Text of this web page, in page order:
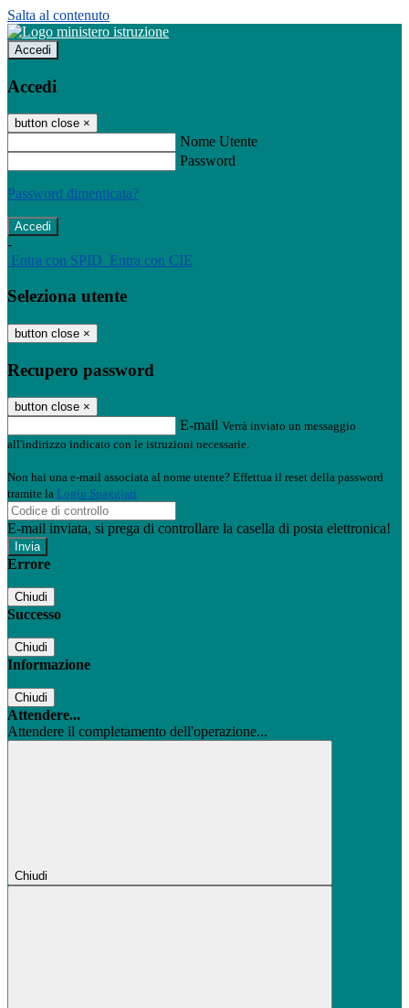
Salta al contenuto
Accedi
Accedi
button close ×
Nome Utente
Password
Password dimenticata?
-
Entra con SPID Entra con CIE
Seleziona utente
button close ×
Recupero password
button close ×
E-mail Verrà inviato un messaggio
all'indirizzo indicato con le istruzioni necessarie.
Non hai una e-mail associata al nome utente? Effettua il reset della password
tramite la Login Spaggiari
E-mail inviata, si prega di controllare la casella di posta elettronica!
Errore
Chiudi
Successo
Chiudi
Informazione
Chiudi
Attendere...
Attendere il completamento dell'operazione...
Chiudi